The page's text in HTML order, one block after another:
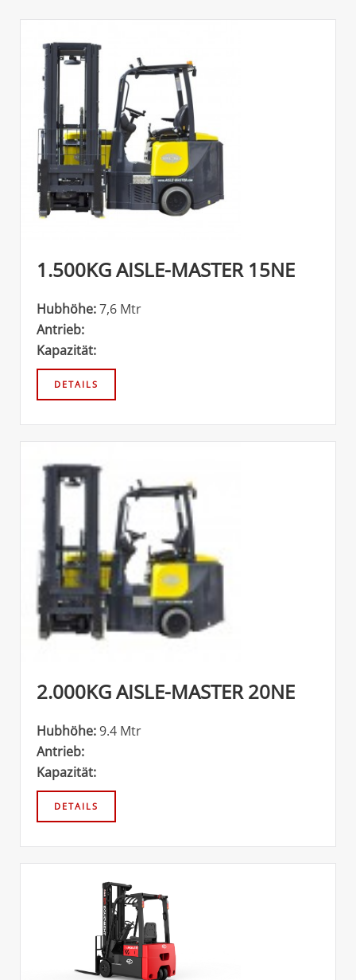
1.500KG AISLE-MASTER 15NE
Hubhöhe:7,6 Mtr
Antrieb:
Kapazität:
2.000KG AISLE-MASTER 20NE
Hubhöhe:9.4 Mtr
Antrieb:
Kapazität: